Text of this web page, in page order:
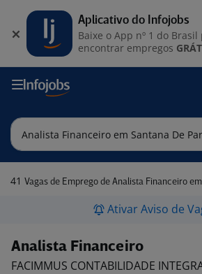
41 Vagas de Emprego de Analista Financeiro em Santana de
Ativar Aviso de
Analista Financeiro
FACIMMUS CONTABILIDADE
Aplicativo do Infojobs
Baixe o App nº 1 do Brasil
encontrar empregos